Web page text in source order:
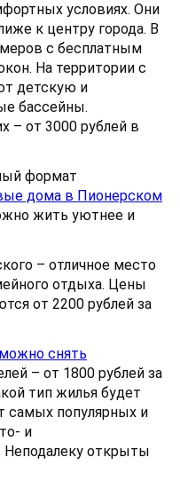
условиях. Они
к центру города. В
с бесплатным
На территории с
детскую и
бассейны.
– от 3000 рублей в
формат
дома в Пионерском
жить уютнее и
– отличное место
отдыха. Цены
от 2200 рублей за
снять
– от 1800 рублей за
тип жилья будет
самых популярных и
и
Неподалеку открыты